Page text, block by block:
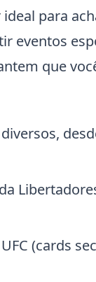
para
eventos
que
(cards